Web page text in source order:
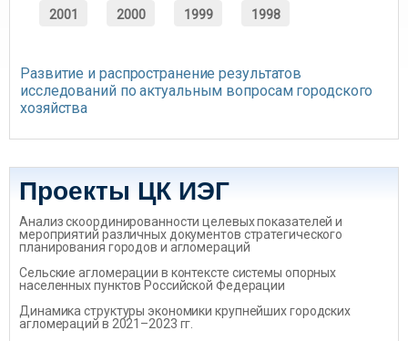
2001 2000 1999 1998
Развитие и распространение результатов
исследований по актуальным вопросам городского
хозяйства
Проекты ЦК ИЭГ
Анализ скоординированности целевых показателей и
мероприятий различных документов стратегического
планирования городов и агломераций
Сельские агломерации в контексте системы опорных
населенных пунктов Российской Федерации
Динамика структуры экономики крупнейших городских
агломераций в 2021–2023 гг.